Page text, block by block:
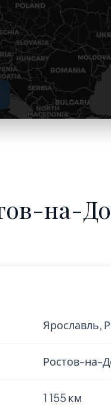
на-
Ярославль,
Ростов-на-
1 155 км